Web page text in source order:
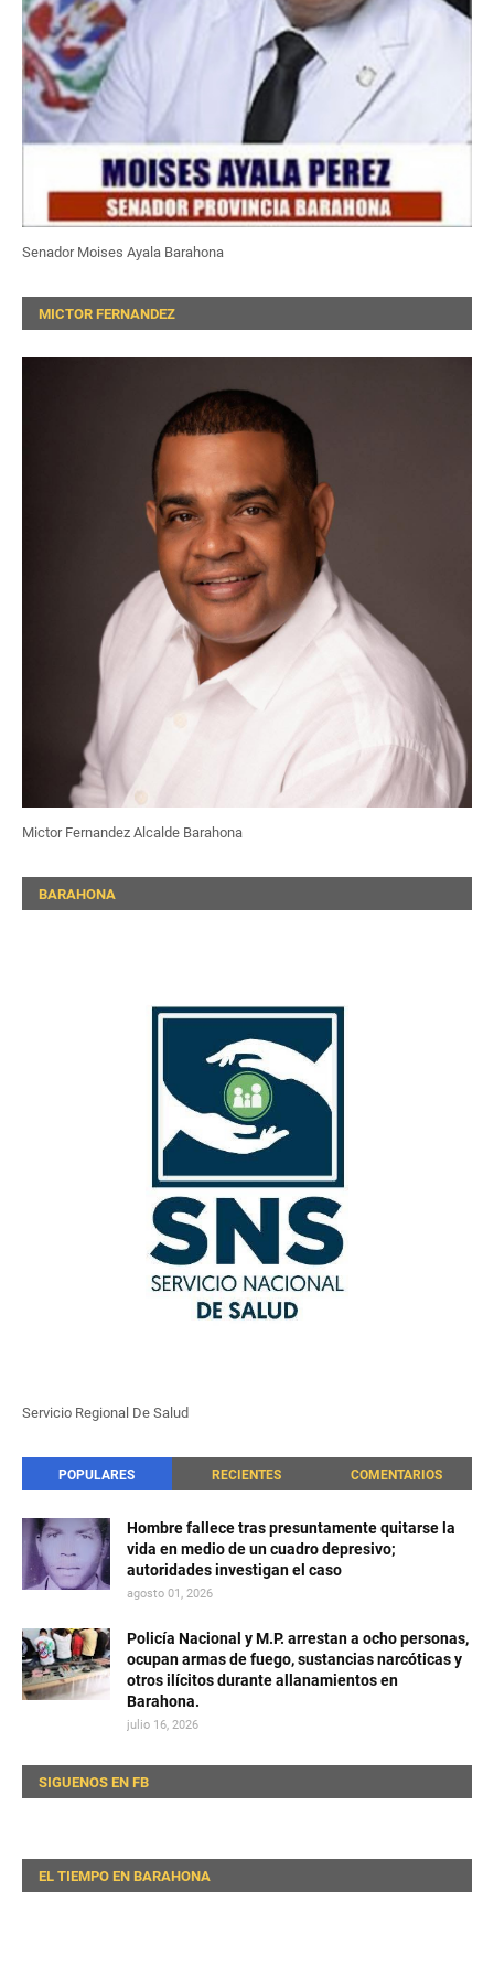
Senador Moises Ayala Barahona
MICTOR FERNANDEZ
Mictor Fernandez Alcalde Barahona
BARAHONA
Servicio Regional De Salud
POPULARES RECIENTES COMENTARIOS
Hombre fallece tras presuntamente quitarse la
vida en medio de un cuadro depresivo;
autoridades investigan el caso
agosto 01, 2026
Policía Nacional y M.P. arrestan a ocho personas,
ocupan armas de fuego, sustancias narcóticas y
otros ilícitos durante allanamientos en
Barahona.
julio 16, 2026
SIGUENOS EN FB
EL TIEMPO EN BARAHONA